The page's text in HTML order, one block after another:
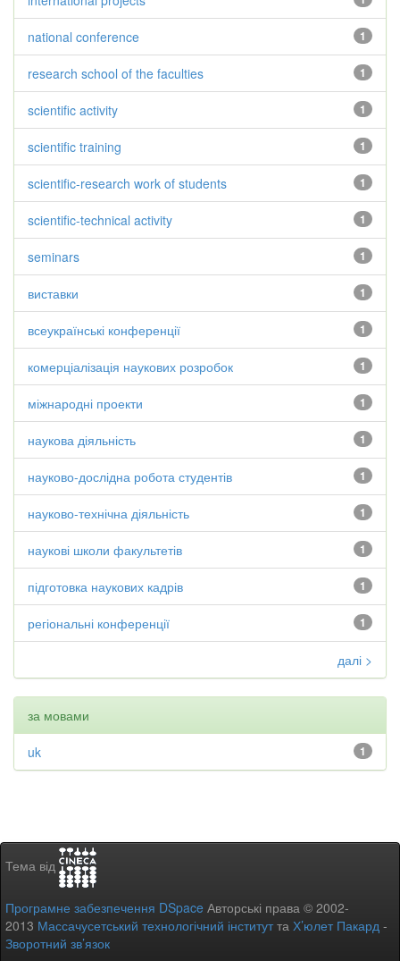
1
national conference
1
research school of the faculties
1
scientific activity
1
scientific training
1
scientific-research work of students
1
scientific-technical activity
1
seminars
1
виставки
1
всеукраїнські конференції
1
комерціалізація наукових розробок
1
міжнародні проекти
1
наукова діяльність
1
науково-дослідна робота студентів
1
науково-технічна діяльність
1
наукові школи факультетів
1
підготовка наукових кадрів
1
регіональні конференції
далі >
за мовами
1
uk
Тема від
Програмне забезпечення DSpace Авторські права © 2002-
2013 Массачусетський технологічний інститутта Х’юлет Пакард -
Зворотний зв’язок